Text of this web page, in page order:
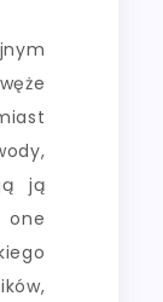
ją
one